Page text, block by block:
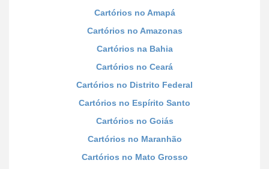
Cartórios no Amapá
Cartórios no Amazonas
Cartórios na Bahia
Cartórios no Ceará
Cartórios no Distrito Federal
Cartórios no Espírito Santo
Cartórios no Goiás
Cartórios no Maranhão
Cartórios no Mato Grosso